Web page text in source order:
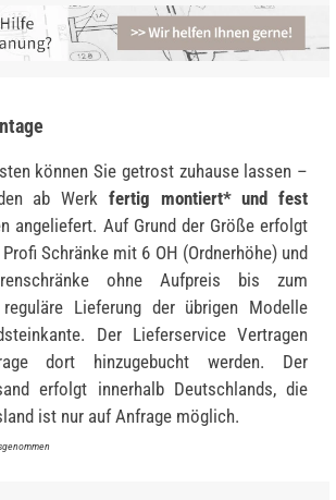
können Sie getrost zuhause lassen –
ab Werk fertig montiert* und fest
angeliefert. Auf Grund der Größe erfolgt
Schränke mit 6 OH (Ordnerhöhe) und
ohne Aufpreis bis zum
Lieferung der übrigen Modelle
Der Lieferservice Vertragen
dort hinzugebucht werden. Der
erfolgt innerhalb Deutschlands, die
ist nur auf Anfrage möglich.